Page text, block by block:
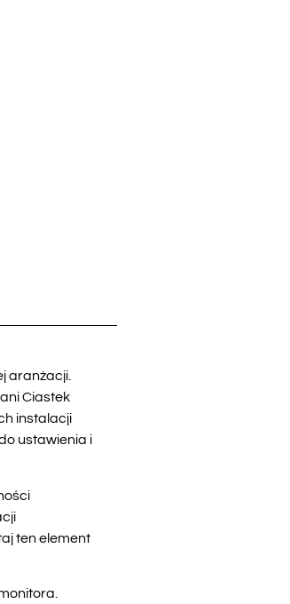
aranżacji.
Ciastek
instalacji
ustawienia i
ten element